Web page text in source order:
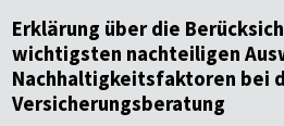
Erklärung über die
wichtigsten nachteiligen
Nachhaltigkeitsfaktoren bei
Versicherungsberatung